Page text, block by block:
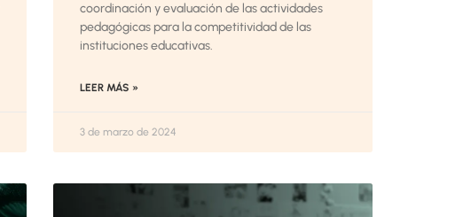
coordinación y evaluación de las actividades
pedagógicas para la competitividad de las
instituciones educativas.
LEER MÁS »
3 de marzo de 2024